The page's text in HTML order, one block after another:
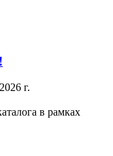
г.
в рамках